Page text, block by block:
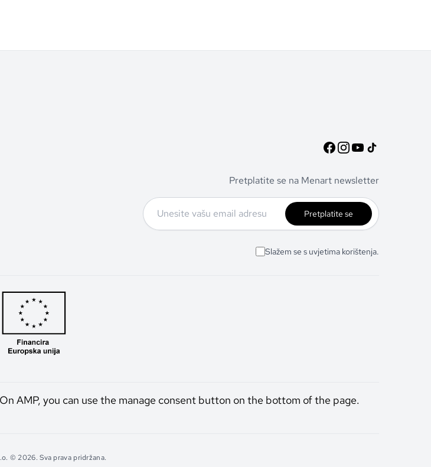
Pretplatite se na Menart newsletter
Pretplatite se
Slažem se s uvjetima korištenja.
AMP, you can use the manage consent button on the bottom of the page.
© 2026. Sva prava pridržana.